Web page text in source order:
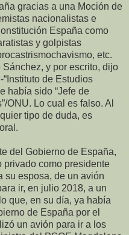
gracias a una Moción de
nacionalistas e
España como
y golpistas
etc.
y por escrito, dijo
de Estudios
había sido “Jefe de
ONU. Lo cual es falso. Al
tipo de duda, es
del Gobierno de España,
privado como presidente
su esposa, de un avión
ir, en julio 2018, a un
que, en su día, ya había
de España por el
un avión para ir a los